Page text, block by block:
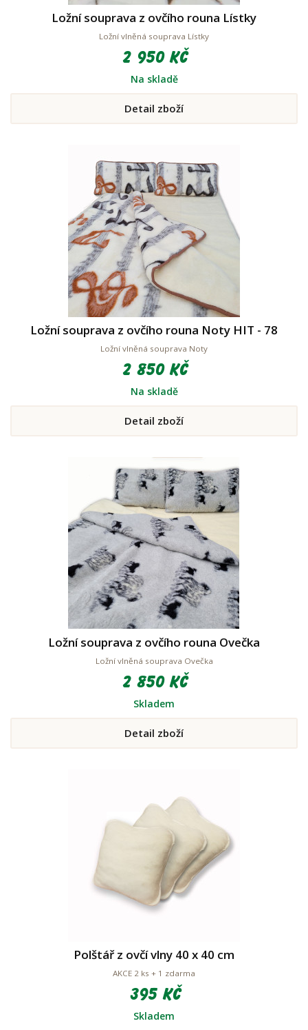
Ložní souprava z ovčího rouna Lístky
Ložní vlněná souprava Lístky
2 950 Kč
Na skladě
Detail zboží
Ložní souprava z ovčího rouna Noty HIT - 78
Ložní vlněná souprava Noty
2 850 Kč
Na skladě
Detail zboží
Ložní souprava z ovčího rouna Ovečka
Ložní vlněná souprava Ovečka
2 850 Kč
Skladem
Detail zboží
Polštář z ovčí vlny 40 x 40 cm
AKCE 2 ks + 1 zdarma
395 Kč
Skladem